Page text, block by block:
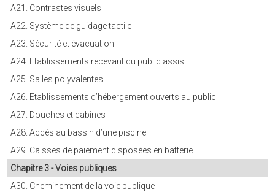
A21. Contrastes visuels
A22. Système de guidage tactile
A23. Sécurité et évacuation
A24. Etablissements recevant du public assis
A25. Salles polyvalentes
A26. Etablissements d’hébergement ouverts au public
A27. Douches et cabines
A28. Accès au bassin d’une piscine
A29. Caisses de paiement disposées en batterie
Chapitre 3 - Voies publiques
A30. Cheminement de la voie publique